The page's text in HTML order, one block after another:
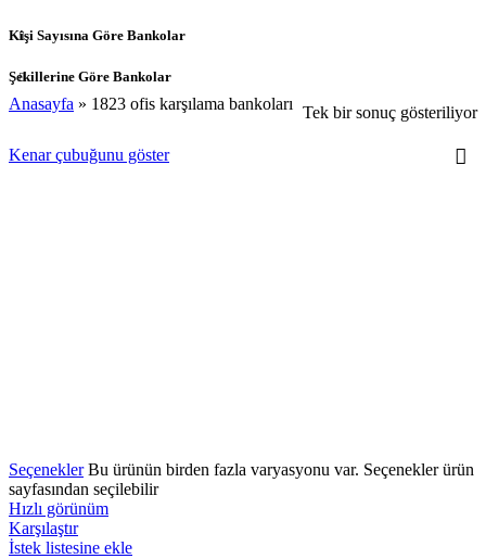
Kişi Sayısına Göre Bankolar
Şekillerine Göre Bankolar
Anasayfa » 1823 ofis karşılama bankoları Tek bir sonuç gösteriliyor
Kenar çubuğunu göster
Seçenekler Bu ürünün birden fazla varyasyonu var. Seçenekler ürün
sayfasından seçilebilir
Hızlı görünüm
Karşılaştır
İstek listesine ekle